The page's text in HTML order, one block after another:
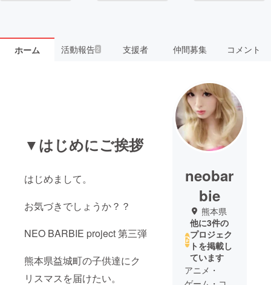
ホーム 活動報告2 支援者 仲間募集 コメント
▼はじめにご挨拶
はじめまして。
お気づきでしょうか？？
NEO BARBIE project 第三弾
熊本県益城町の子供達にク
リスマスを届けたい。
neobar
bie
熊本県
他に3件の
プロジェク
トを掲載し
ています
アニメ・